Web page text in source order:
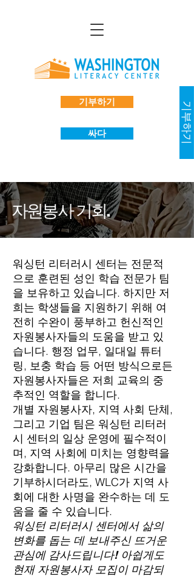
기부하기
싸다 기부하기
자원봉사 기회.
워싱턴 리터러시 센터는 전문적
으로 훈련된 성인 학습 전문가 팀
을 보유하고 있습니다. 하지만 저
희는 학생들을 지원하기 위해 여
전히 수완이 풍부하고 헌신적인
자원봉사자들의 도움을 받고 있
습니다. 행정 업무, 일대일 튜터
링, 보충 학습 등 어떤 방식으로든
자원봉사자들은 저희 교육의 중
추적인 역할을 합니다.
개별 자원봉사자, 지역 사회 단체,
그리고 기업 팀은 워싱턴 리터러
시 센터의 일상 운영에 필수적이
며, 지역 사회에 미치는 영향력을
강화합니다. 아무리 많은 시간을
기부하시더라도, WLC가 지역 사
회에 대한 사명을 완수하는 데 도
움을 줄 수 있습니다.
워싱턴 리터러시 센터에서 삶의
변화를 돕는 데 보내주신 뜨거운
관심에 감사드립니다! 아쉽게도
현재 자원봉사자 모집이 마감되